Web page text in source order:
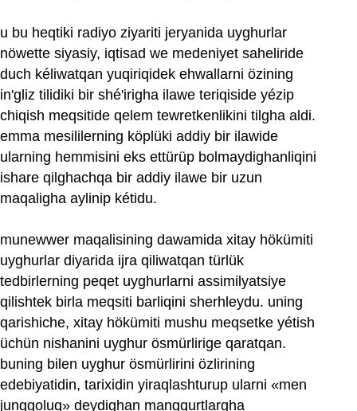
u bu heqtiki radiyo ziyariti jeryanida uyghurlar
nöwette siyasiy, iqtisad we medeniyet saheliride
duch kéliwatqan yuqiriqidek ehwallarni özining
in'gliz tilidiki bir shé'irigha ilawe teriqiside yézip
chiqish meqsitide qelem tewretkenlikini tilgha aldi.
emma mesililerning köplüki addiy bir ilawide
ularning hemmisini eks ettürüp bolmaydighanliqini
ishare qilghachqa bir addiy ilawe bir uzun
maqaligha aylinip kétidu.
munewwer maqalisining dawamida xitay hökümiti
uyghurlar diyarida ijra qiliwatqan türlük
tedbirlerning peqet uyghurlarni assimilyatsiye
qilishtek birla meqsiti barliqini sherhleydu. uning
qarishiche, xitay hökümiti mushu meqsetke yétish
üchün nishanini uyghur ösmürlirige qaratqan.
buning bilen uyghur ösmürlirini özlirining
edebiyatidin, tarixidin yiraqlashturup ularni «men
junggoluq» deydighan mangqurtlargha